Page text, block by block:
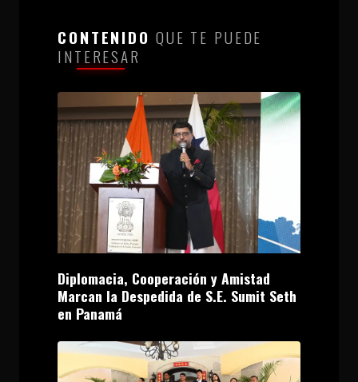
CONTENIDO QUE TE PUEDE
INTERESAR
Diplomacia, Cooperación y Amistad
Marcan la Despedida de S.E. Sumit Seth
en Panamá